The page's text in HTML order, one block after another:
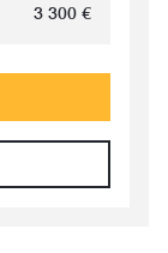
3 300 €